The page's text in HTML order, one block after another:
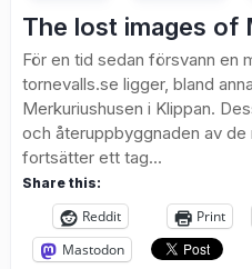
The lost images of
För en tid sedan försvann en
tornevalls.se ligger, bland
Merkuriushusen i Klippan.
och återuppbyggnaden av de
fortsätter ett tag...
Share this:
Reddit Print
Mastodon